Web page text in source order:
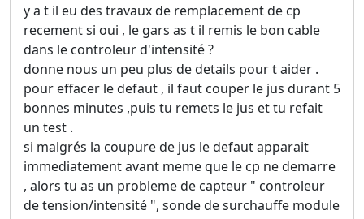
y a t il eu des travaux de remplacement de cp
recement si oui , le gars as t il remis le bon cable
dans le controleur d'intensité ?
donne nous un peu plus de details pour t aider .
pour effacer le defaut , il faut couper le jus durant 5
bonnes minutes ,puis tu remets le jus et tu refait
un test .
si malgrés la coupure de jus le defaut apparait
immediatement avant meme que le cp ne demarre
, alors tu as un probleme de capteur " controleur
de tension/intensité ", sonde de surchauffe module